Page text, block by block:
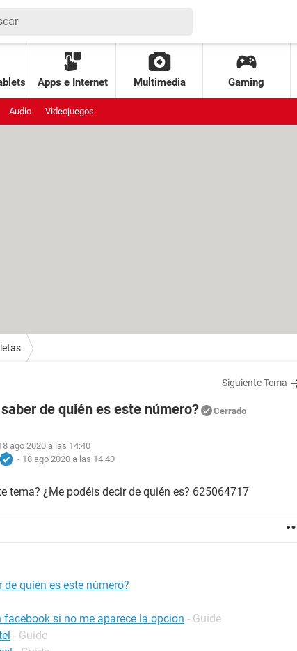
Apps e Internet Multimedia Gaming
Audio Videojuegos
Siguiente Tema
de quién es este número? Cerrado
ago 2020 a las 14:40
- 18 ago 2020 a las 14:40
tema? ¿Me podéis decir de quién es? 625064717
quién es este número?
facebook si no me aparece la opcion - Guide
- Guide